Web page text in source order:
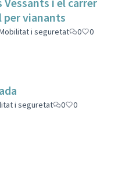
per vianants
i seguretat 0
0
i seguretat 0
0